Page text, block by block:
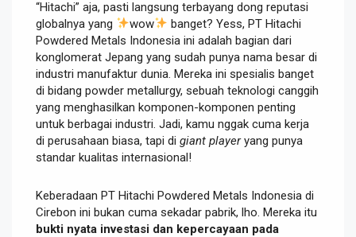
“Hitachi” aja, pasti langsung terbayang dong reputasi
globalnya yang
wow
banget? Yess, PT Hitachi
Powdered Metals Indonesia ini adalah bagian dari
konglomerat Jepang yang sudah punya nama besar di
industri manufaktur dunia. Mereka ini spesialis banget
di bidang powder metallurgy, sebuah teknologi canggih
yang menghasilkan komponen-komponen penting
untuk berbagai industri. Jadi, kamu nggak cuma kerja
di perusahaan biasa, tapi di giant playeryang punya
standar kualitas internasional!
Keberadaan PT Hitachi Powdered Metals Indonesia di
Cirebon ini bukan cuma sekadar pabrik, lho. Mereka itu
bukti nyata investasi dan kepercayaan pada